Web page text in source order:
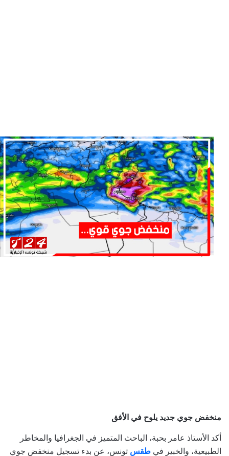
منخفض جوي جديد يلوح في الأفق
أكد الأستاذ عامر بحبة، الباحث المتميز في الجغرافيا والمخاطر
الطبيعية، والخبير في طقس تونس، عن بدء تسجيل منخفض جوي